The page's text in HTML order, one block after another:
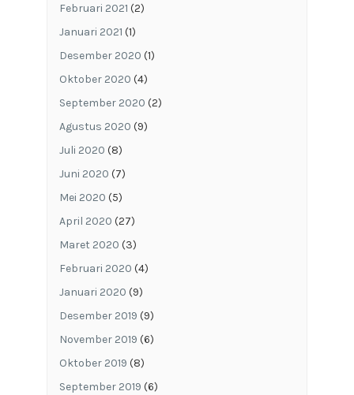
Februari 2021 (2)
Januari 2021 (1)
Desember 2020 (1)
Oktober 2020 (4)
September 2020 (2)
Agustus 2020 (9)
Juli 2020 (8)
Juni 2020 (7)
Mei 2020 (5)
April 2020 (27)
Maret 2020 (3)
Februari 2020 (4)
Januari 2020 (9)
Desember 2019 (9)
November 2019 (6)
Oktober 2019 (8)
September 2019 (6)